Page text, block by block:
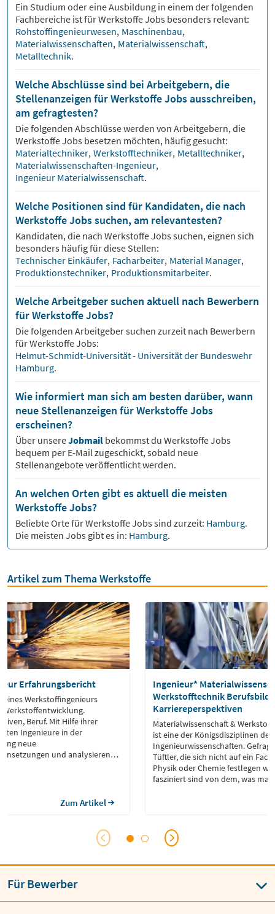
Ein Studium oder eine Ausbildung in einem der folgenden
Fachbereiche ist fürWerkstoffeJobs besonders relevant:
Rohstoffingenieurwesen, Maschinenbau,
Materialwissenschaften, Materialwissenschaft,
Metalltechnik.
Welche Abschlüsse sind bei Arbeitgebern, die
Stellenanzeigen für Werkstoffe Jobs ausschreiben,
am gefragtesten?
Die folgenden Abschlüsse werden von Arbeitgebern, die
WerkstoffeJobs besetzen möchten, häufig gesucht:
Materialtechniker, Werkstofftechniker, Metalltechniker,
Materialwissenschaften-Ingenieur,
Ingenieur Materialwissenschaft.
Welche Positionen sind für Kandidaten, die nach
Werkstoffe Jobs suchen, am relevantesten?
Kandidaten, die nach WerkstoffeJobs suchen, eignen sich
besonders häufig für diese Stellen:
Technischer Einkäufer, Facharbeiter, Material Manager,
Produktionstechniker, Produktionsmitarbeiter.
Welche Arbeitgeber suchen aktuell nach Bewerbern
für Werkstoffe Jobs?
Die folgenden Arbeitgeber suchen zurzeit nach Bewerbern
fürWerkstoffeJobs:
Helmut-Schmidt-Universität - Universität der Bundeswehr
Hamburg.
Wie informiert man sich am besten darüber, wann
neue Stellenanzeigen für Werkstoffe Jobs
erscheinen?
Über unsereJobmail bekommst du WerkstoffeJobs
bequem per E-Mail zugeschickt, sobald neue
Stellenangebote veröffentlicht werden.
An welchen Orten gibt es aktuell die meisten
Werkstoffe Jobs?
Beliebte Orte fürWerkstoffeJobs sind zurzeit: Hamburg.
Die meisten Jobs gibt es in: Hamburg.
Artikel zum Thema Werkstoffe
Erfahrungsbericht
Werkstoffingenieurs
Beruf. Mit Hilfe ihrer
Ingenieure in der
neue
und analysieren
Zum Artikel
Ingenieur*
Werkstofftechnik Berufsbild
Karriereperspektiven
Materialwissenschaft &
ist eine der Königsdisziplinen der
Ingenieurwissenschaften.
Tüftler, die sich nicht auf ein
Physik oder Chemie festlegen
fasziniert sind von dem, was
Für Bewerber